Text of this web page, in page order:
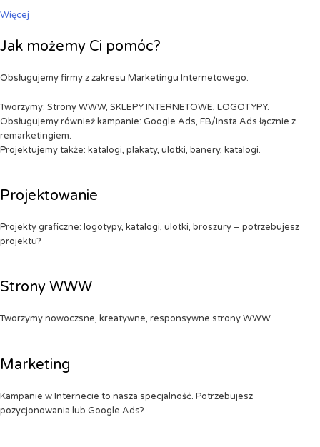
Więcej
Jak możemy Ci pomóc?
Obsługujemy firmy z zakresu Marketingu Internetowego.
Tworzymy: Strony WWW, SKLEPY INTERNETOWE, LOGOTYPY.
Obsługujemy również kampanie: Google Ads, FB/Insta Ads łącznie z
remarketingiem.
Projektujemy także: katalogi, plakaty, ulotki, banery, katalogi.
Projektowanie
Projekty graficzne: logotypy, katalogi, ulotki, broszury – potrzebujesz
projektu?
Strony WWW
Tworzymy nowoczsne, kreatywne, responsywne strony WWW.
Marketing
Kampanie w Internecie to nasza specjalność. Potrzebujesz
pozycjonowania lub Google Ads?